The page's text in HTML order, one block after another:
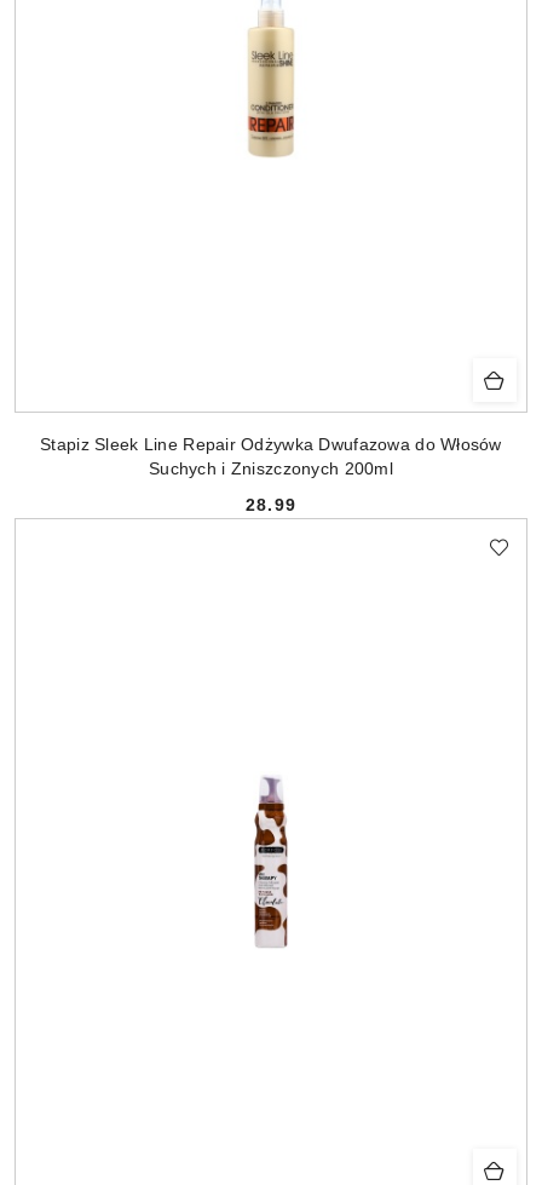
Stapiz Sleek Line Repair Odżywka Dwufazowa do Włosów
Suchych i Zniszczonych 200ml
Cena:
28.99